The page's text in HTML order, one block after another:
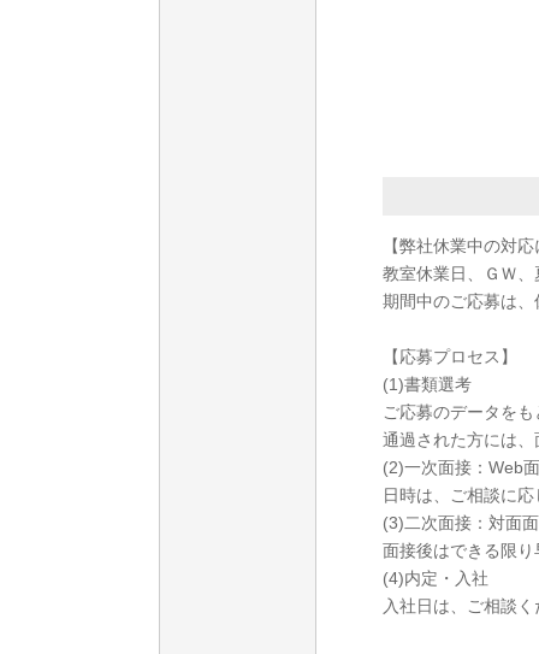
【弊社休業中の対
教室休業日、ＧＷ
期間中のご応募は
【応募プロセス】
(1)書類選考
ご応募のデータを
通過された方には
(2)一次面接：Web
日時は、ご相談に
(3)二次面接：対面
面接後はできる限
(4)内定・入社
入社日は、ご相談